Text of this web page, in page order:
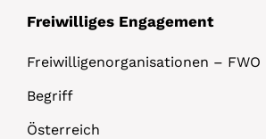
Freiwilliges Engagement
Freiwilligenorganisationen – FWO
Begriff
Österreich